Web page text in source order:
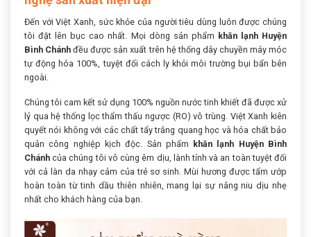
Đến với Việt Xanh, sức khỏe của người tiêu dùng luôn được chúng
tôi đặt lên bục cao nhất. Mọi dòng sản phẩm khăn lạnh Huyện
Bình Chánh đều được sản xuất trên hệ thống dây chuyền máy móc
tự động hóa 100%, tuyệt đối cách ly khỏi môi trường bụi bẩn bên
ngoài.
Chúng tôi cam kết sử dụng 100% nguồn nước tinh khiết đã được xử
lý qua hệ thống lọc thẩm thấu ngược (RO) vô trùng. Việt Xanh kiên
quyết nói không với các chất tẩy trắng quang học và hóa chất bảo
quản công nghiệp kịch độc. Sản phẩm khăn lạnh Huyện Bình
Chánh của chúng tôi vô cùng êm dịu, lành tính và an toàn tuyệt đối
với cả làn da nhạy cảm của trẻ sơ sinh. Mùi hương được tẩm ướp
hoàn toàn từ tinh dầu thiên nhiên, mang lại sự nâng niu dịu nhẹ
nhất cho khách hàng của bạn.